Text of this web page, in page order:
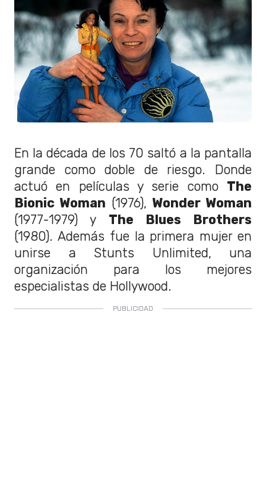
En la década de los 70 saltó a la pantalla
grande como doble de riesgo. Donde
actuó en películas y serie como The
Bionic Woman (1976), Wonder Woman
(1977-1979) y The Blues Brothers
(1980). Además fue la primera mujer en
unirse a Stunts Unlimited, una
organización para los mejores
especialistas de Hollywood.